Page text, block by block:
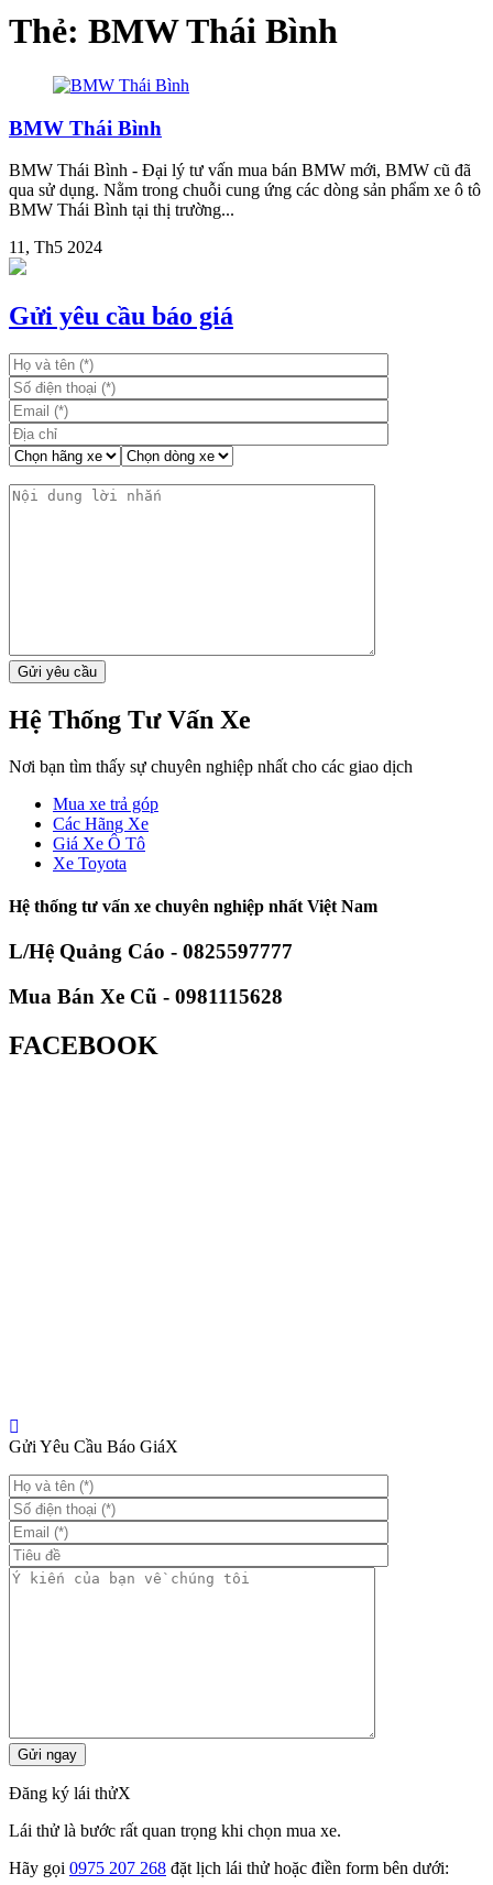
Thẻ: BMW Thái Bình
BMW Thái Bình
BMW Thái Bình - Đại lý tư vấn mua bán BMW mới, BMW cũ đã
qua sử dụng. Nằm trong chuỗi cung ứng các dòng sản phẩm xe ô tô
BMW Thái Bình tại thị trường...
11, Th5 2024
Gửi yêu cầu báo giá
Hệ Thống Tư Vấn Xe
Nơi bạn tìm thấy sự chuyên nghiệp nhất cho các giao dịch
Mua xe trả góp
Các Hãng Xe
Giá Xe Ô Tô
Xe Toyota
Hệ thống tư vấn xe chuyên nghiệp nhất Việt Nam
L/Hệ Quảng Cáo - 0825597777
Mua Bán Xe Cũ - 0981115628
FACEBOOK
Gửi Yêu Cầu Báo GiáX
Đăng ký lái thửX
Lái thử là bước rất quan trọng khi chọn mua xe.
Hãy gọi 0975 207 268 đặt lịch lái thử hoặc điền form bên dưới: